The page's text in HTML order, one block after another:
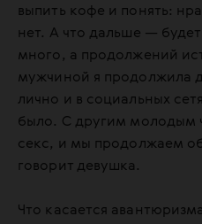
выпить кофе и понять:
нет. А что дальше —
много, а продолжений
мужчиной я продолжила
лично и в социальных
было. С другим молодым
секс, и мы продолжаем
говорит девушка.
Что касается